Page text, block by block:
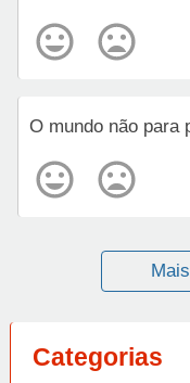
O mundo não para
Categorias